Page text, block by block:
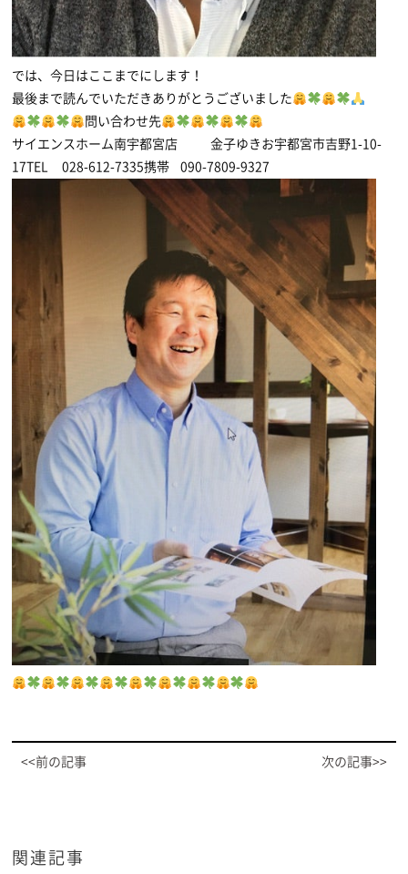
では、今日はここまでにします！
最後まで読んでいただきありがとうございました
問い合わせ先
サイエンスホーム南宇都宮店 金子ゆきお宇都宮市吉野1-10-
17TEL 028-612-7335携帯 090-7809-9327
<<前の記事 次の記事>>
関連記事